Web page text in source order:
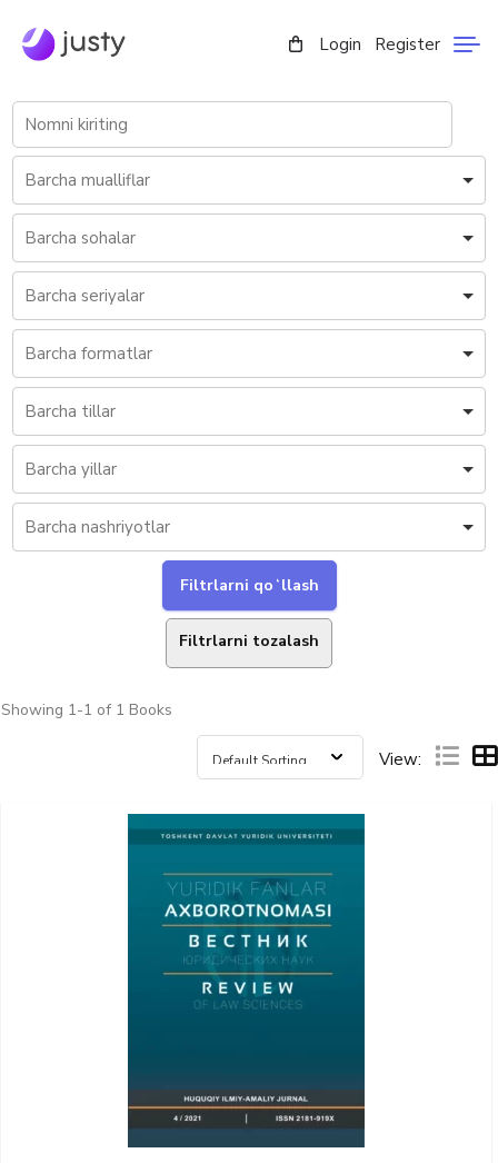
Login Register
Filtrlarni tozalash
Showing 1-1 of 1 Books
View: